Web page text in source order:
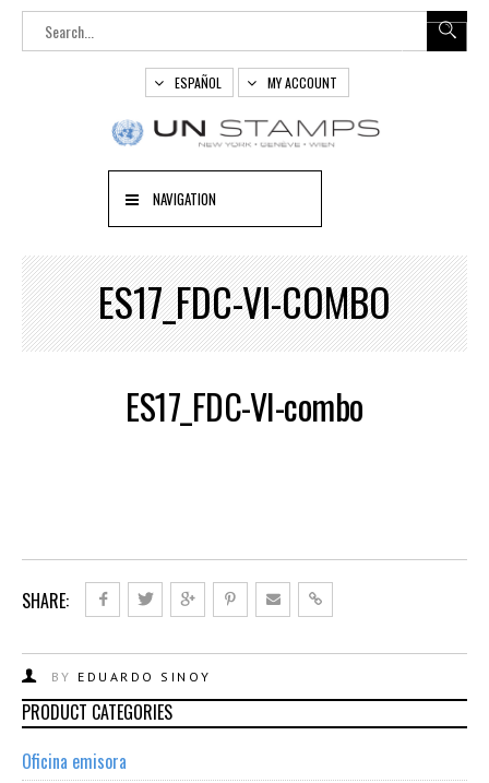
ESPAÑOL MY ACCOUNT
NAVIGATION
ES17_FDC-VI-COMBO
ES17_FDC-VI-combo
SHARE:
BY EDUARDO SINOY
PRODUCT CATEGORIES
Oficina emisora